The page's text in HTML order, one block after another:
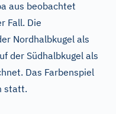
aus beobachtet
Fall. Die
Nordhalbkugel als
der Südhalbkugel als
Das Farbenspiel
statt.